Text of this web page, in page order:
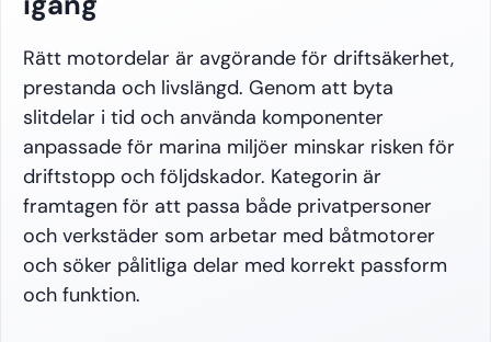
Rätt motordelar är avgörande för driftsäkerhet,
prestanda och livslängd. Genom att byta
slitdelar i tid och använda komponenter
anpassade för marina miljöer minskar risken för
driftstopp och följdskador. Kategorin är
framtagen för att passa både privatpersoner
och verkstäder som arbetar med båtmotorer
och söker pålitliga delar med korrekt passform
och funktion.